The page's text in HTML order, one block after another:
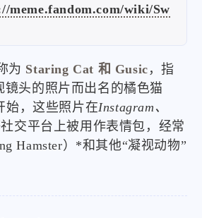
meme.fandom.com/wiki/Sw
为 Staring Cat 和 Gusic ，指
镜头的照片而出名的橘色猫
始，这些照片在Instagram、
交平台上被用作表情包，经常
Hamster）*和其他“凝视动物”